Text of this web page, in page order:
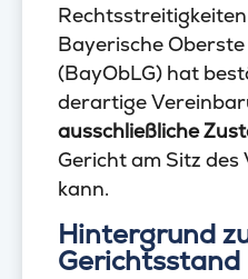
Bayerische
(BayObLG) hat
derartige
ausschließliche
Gericht am Sitz
kann.
Hintergrund
Gerichtsstand